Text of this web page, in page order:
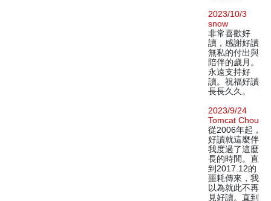
2023/10/3
snow
非常喜歡好
讀，感謝好讀
無私的付出與
陪伴的歲月。
永遠支持好
讀。祝福好讀
長長久久。
2023/9/24
Tomcat Chou
從2006年起，
好讀就這麼伴
我度過了這麼
長的時間。直
到2017.12的
噩耗傳來，我
以為就此不再
見好讀。直到